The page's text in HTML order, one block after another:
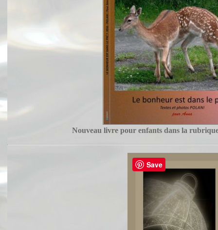
Nouveau livre pour enfants dans la
Save